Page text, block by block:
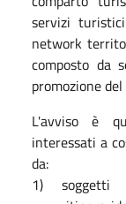
servizi
network
composto da
promozione
L'avviso è
interessati a
da:
1)